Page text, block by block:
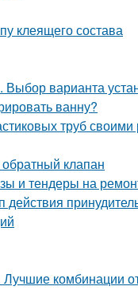
клеящего состава
варианта
ванну?
труб своими
клапан
и тендеры на
комбинации